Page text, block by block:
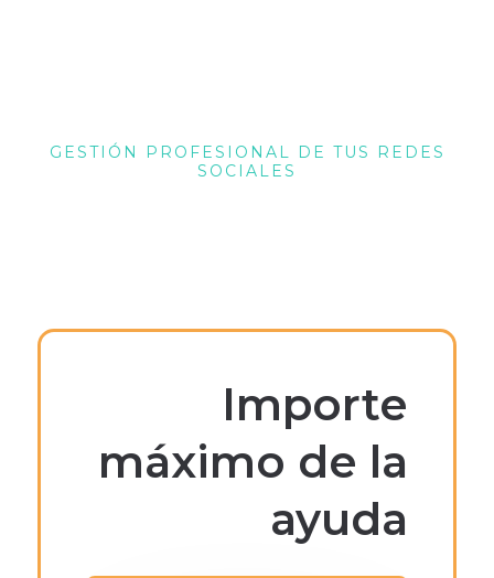
GESTIÓN PROFESIONAL DE TUS REDES
SOCIALES
Importe
máximo de la
ayuda